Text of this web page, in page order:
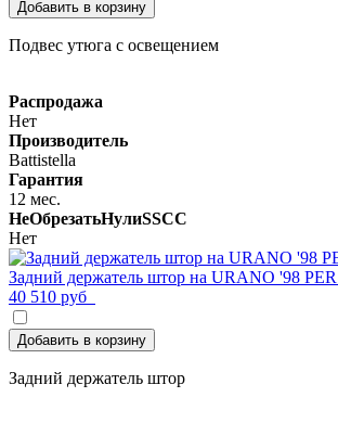
Добавить в корзину
Подвес утюга с освещением
Распродажа
Нет
Производитель
Battistella
Гарантия
12 мес.
НеОбрезатьНулиSSCC
Нет
Задний держатель штор на URANO '98
40 510 руб
Добавить в корзину
Задний держатель штор